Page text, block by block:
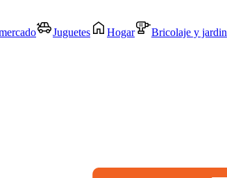
Juguetes Hogar Bricolaje y jardin